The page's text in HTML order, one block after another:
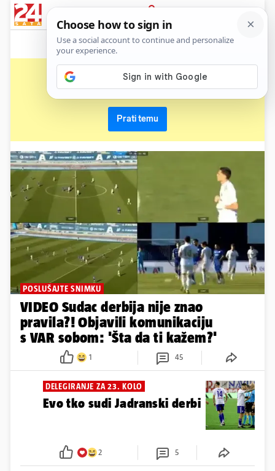
PRIJAVA
News
dario bel
Prati temu
POSLUŠAJTE SNIMKU
VIDEO Sudac derbija nije znao
pravila?! Objavili komunikaciju
s VAR sobom: 'Šta da ti kažem?'
1 45
DELEGIRANJE ZA 23. KOLO
Evo tko sudi Jadranski derbi
2 5